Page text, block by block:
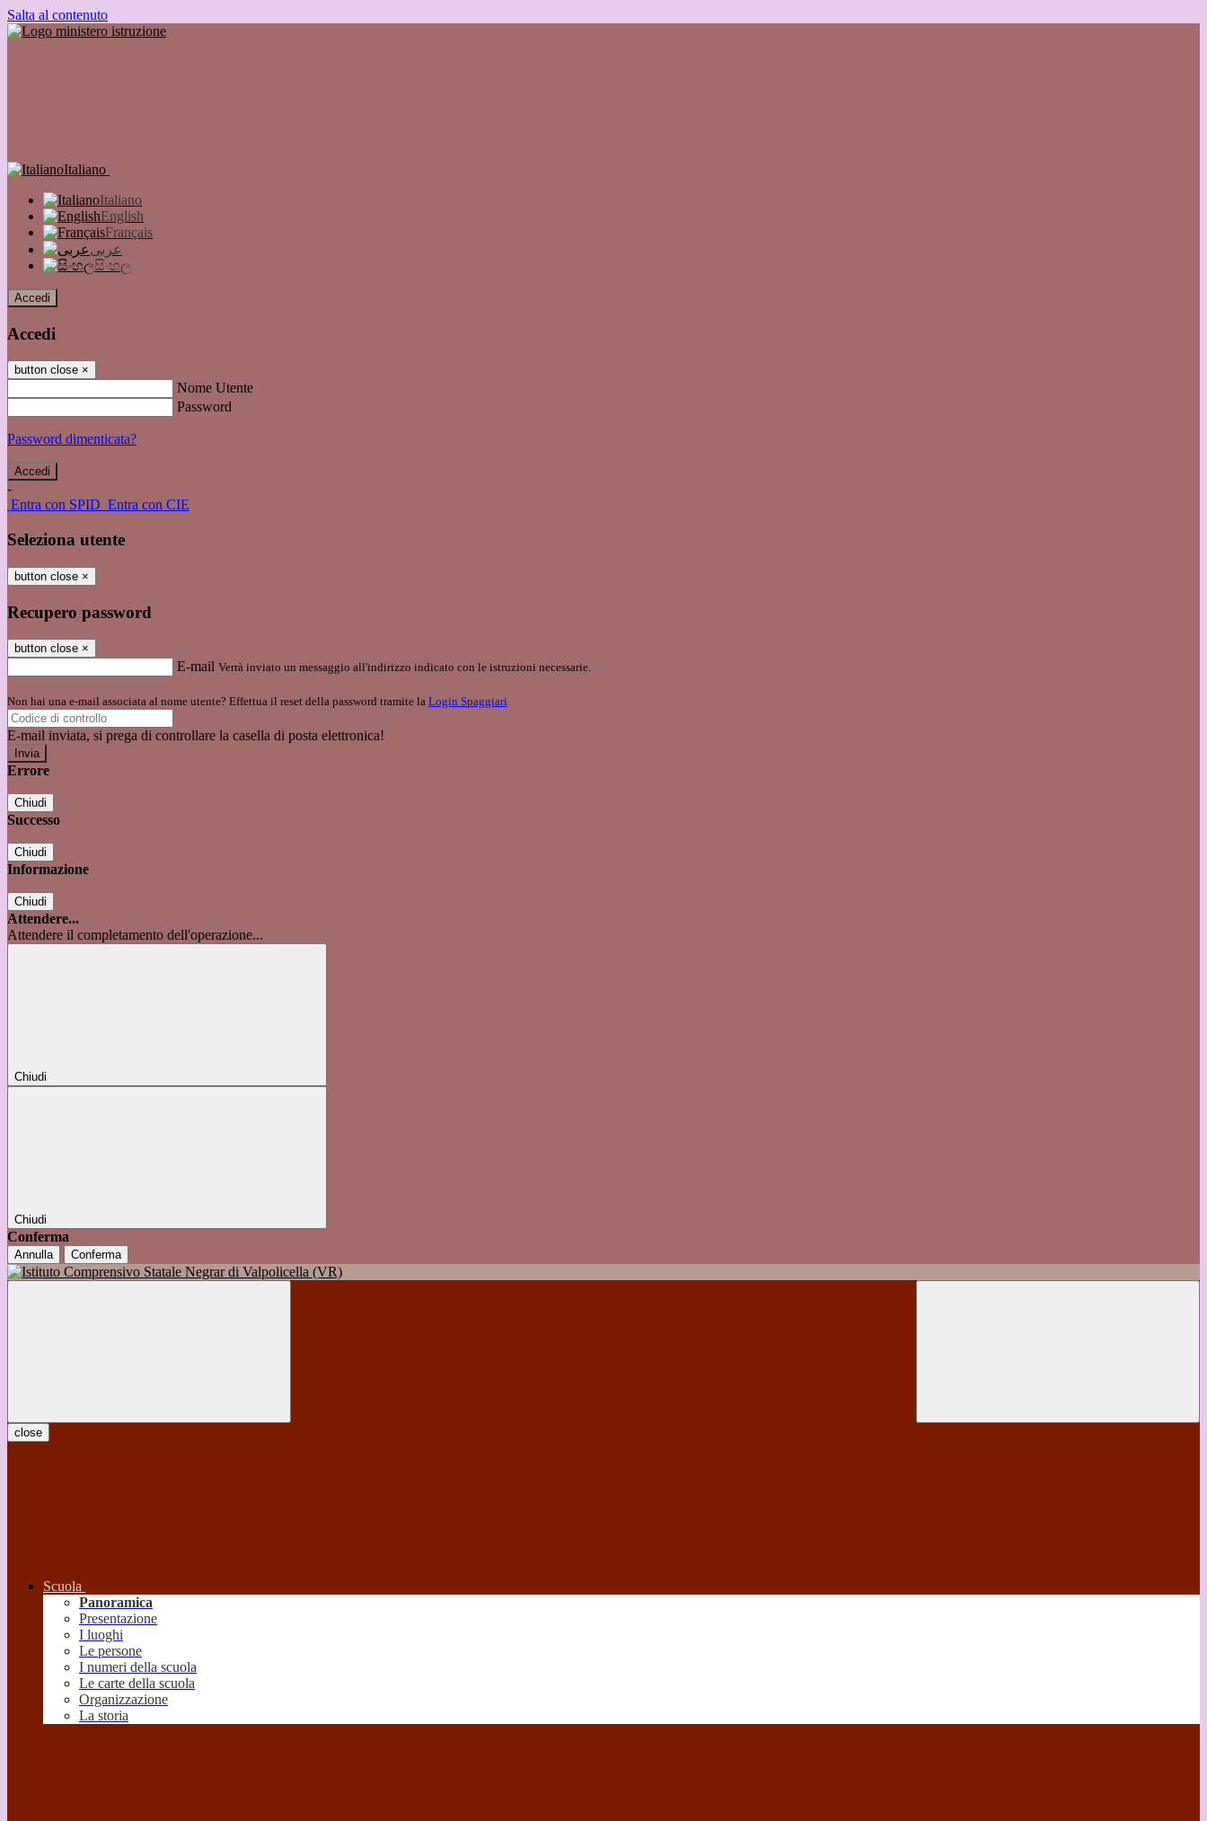
Salta al contenuto
Italiano
Italiano
English
Français
عربى
සිංහල
Accedi
Accedi
button close ×
Nome Utente
Password
Password dimenticata?
-
Entra con SPID Entra con CIE
Seleziona utente
button close ×
Recupero password
button close ×
E-mail Verrà inviato un messaggio all'indirizzo indicato con le istruzioni necessarie.
Non hai una e-mail associata al nome utente? Effettua il reset della password tramite la Login Spaggiari
E-mail inviata, si prega di controllare la casella di posta elettronica!
Errore
Chiudi
Successo
Chiudi
Informazione
Chiudi
Attendere...
Attendere il completamento dell'operazione...
Chiudi
Chiudi
Conferma
Annulla Conferma
close
Scuola
Panoramica
Presentazione
I luoghi
Le persone
I numeri della scuola
Le carte della scuola
Organizzazione
La storia